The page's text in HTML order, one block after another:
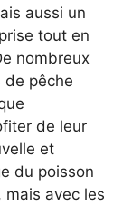
aussi un
tout en
nombreux
de pêche
de leur
et
du poisson
avec les